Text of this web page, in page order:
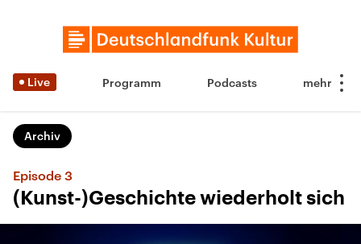
Live Programm Podcasts
Archiv
Episode 3
(Kunst-)Geschichte wiederholt sich